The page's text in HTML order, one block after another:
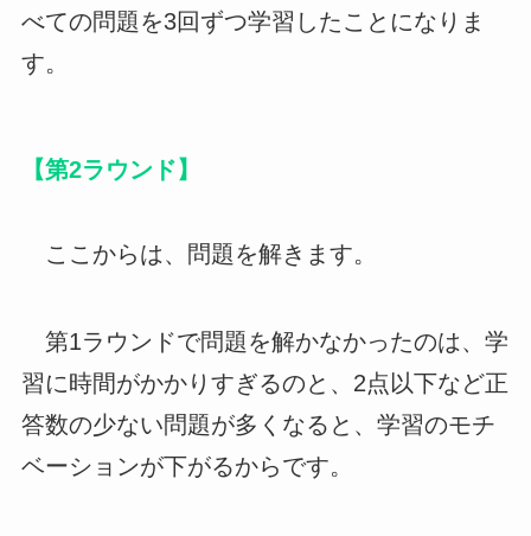
べての問題を3回ずつ学習したことになりま
す。
【第2ラウンド】
ここからは、問題を解きます。
第1ラウンドで問題を解かなかったのは、学
習に時間がかかりすぎるのと、2点以下など正
答数の少ない問題が多くなると、学習のモチ
ベーションが下がるからです。